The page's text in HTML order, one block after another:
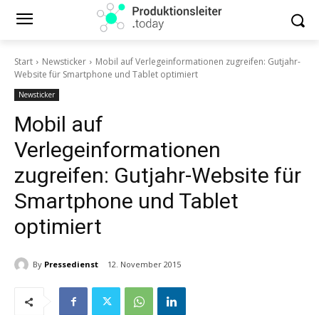
Start Newsticker
Mobil auf Verlegeinformationen zugreifen: Gutjahr-
Website für Smartphone und Tablet optimiert
Newsticker
Mobil auf
Verlegeinformationen
zugreifen: Gutjahr-Website für
Smartphone und Tablet
optimiert
By Pressedienst 12. November 2015